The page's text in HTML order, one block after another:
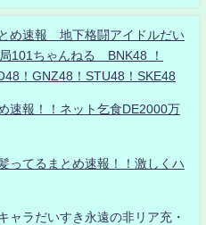
め速報 地下格闘アイドルだい
101ちゃんねる BNK48 ！
！GNZ48！STU48！SKE48
速報！！ネット乞食DE2000万
ってるまとめ速報！！激しくハ
ャラだいすき永遠の非リア充・